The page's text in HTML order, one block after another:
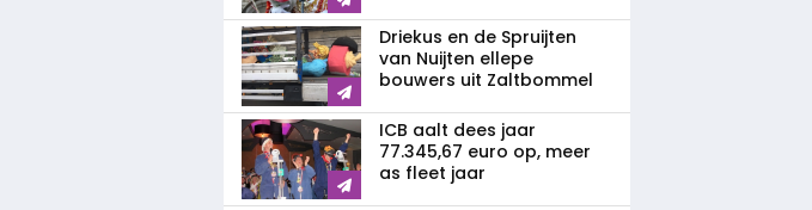
Driekus en de Spruijten
van Nuijten ellepe
bouwers uit Zaltbommel
ICB aalt dees jaar
77.345,67 euro op, meer
as fleet jaar